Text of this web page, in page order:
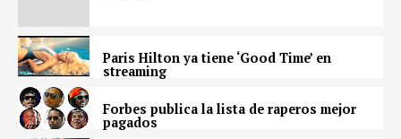
Paris Hilton ya tiene ‘Good Time’ en
streaming
Forbes publica la lista de raperos mejor
pagados